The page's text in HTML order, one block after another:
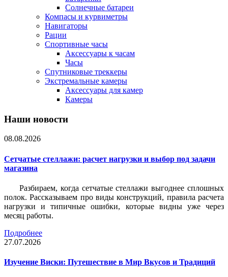
Солнечные батареи
Компасы и курвиметры
Навигаторы
Рации
Спортивные часы
Аксессуары к часам
Часы
Спутниковые треккеры
Экстремальные камеры
Аксессуары для камер
Камеры
Наши новости
08.08.2026
Сетчатые стеллажи: расчет нагрузки и выбор под задачи
магазина
Разбираем, когда сетчатые стеллажи выгоднее сплошных
полок. Рассказываем про виды конструкций, правила расчета
нагрузки и типичные ошибки, которые видны уже через
месяц работы.
Подробнее
27.07.2026
Изучение Виски: Путешествие в Мир Вкусов и Традиций